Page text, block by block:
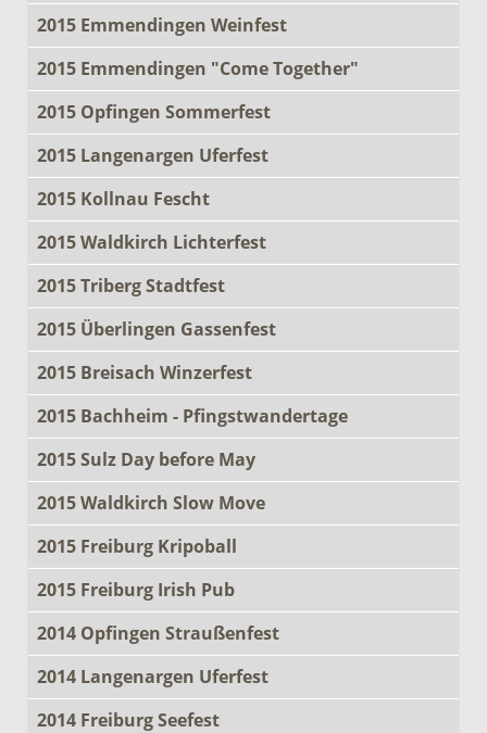
2015 Emmendingen Weinfest
2015 Emmendingen "Come Together"
2015 Opfingen Sommerfest
2015 Langenargen Uferfest
2015 Kollnau Fescht
2015 Waldkirch Lichterfest
2015 Triberg Stadtfest
2015 Überlingen Gassenfest
2015 Breisach Winzerfest
2015 Bachheim - Pfingstwandertage
2015 Sulz Day before May
2015 Waldkirch Slow Move
2015 Freiburg Kripoball
2015 Freiburg Irish Pub
2014 Opfingen Straußenfest
2014 Langenargen Uferfest
2014 Freiburg Seefest